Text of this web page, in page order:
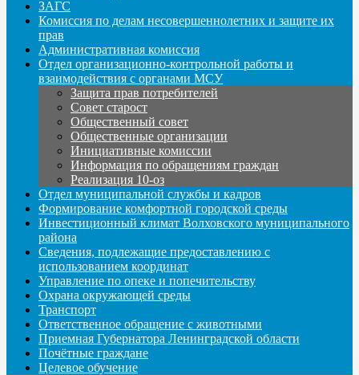
ЗАГС
Комиссия по делам несовершеннолетних и защите их
прав
Административная комиссия
Отдел организационно-контрольной работы и
взаимодействия с органами МСУ
Защита прав потребителей
Совет старост
Общественный совет
Общественные организации
Инициативные комиссии
Информация по обращениям граждан
Реализация 10-оз
Отдел муниципальной службы и кадров
Формирование комфортной городской среды
Инвестиционный климат Волховского муниципального
района
Сведения, подлежащие предоставлению с
использованием координат
Управление по опеке и попечительству
Охрана окружающей среды
Транспорт
Ответственное обращение с животными
Приемная Губернатора Ленинградской области
Почётные граждане
Целевое обучение